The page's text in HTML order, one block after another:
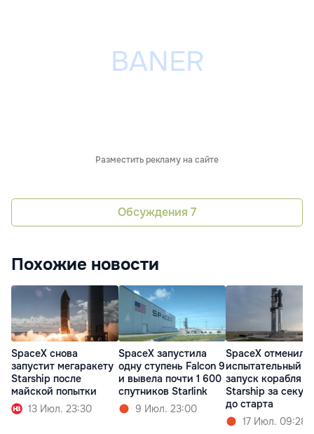
Разместить рекламу на сайте
Обсуждения 7
Похожие новости
SpaceX снова
запустит мегаракету
Starship после
майской попытки
13 Июл. 23:30
SpaceX запустила
одну ступень Falcon 9
и вывела почти 1 600
спутников Starlink
9 Июл. 23:00
SpaceX отменила
испытательный
запуск корабля
Starship за
до старта
17 Июл. 09:28